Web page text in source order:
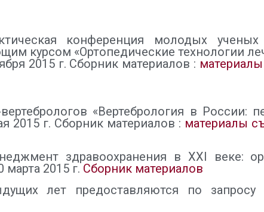
конференция молодых
курсом «Ортопедические технологии
2015 г. Сборник материалов :
«Вертебрология в России:
2015 г. Сборник материалов : материалы
здравоохранения в XXI веке:
марта 2015 г. Сборник материалов
лет предоставляются по запросу